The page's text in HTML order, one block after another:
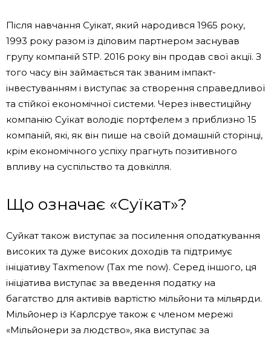
Після навчання Суікат, який народився 1965 року,
1993 року разом із діловим партнером заснував
групу компаній STP. 2016 року він продав свої акції. З
того часу він займається так званим імпакт-
інвестуванням і виступає за створення справедливої
​​та стійкої економічної системи. Через інвестиційну
компанію Суїкат володіє портфелем з приблизно 15
компаній, які, як він пише на своїй домашній сторінці,
крім економічного успіху прагнуть позитивного
впливу на суспільство та довкілля.
Що означає «Суїкат»?
Суйкат також виступає за посилення оподаткування
високих та дуже високих доходів та підтримує
ініціативу Taxmenow (Tax me now). Серед іншого, ця
ініціатива виступає за введення податку на
багатство для активів вартістю мільйони та мільярди.
Мільйонер із Карлсруе також є членом мережі
«Мільйонери за людство», яка виступає за